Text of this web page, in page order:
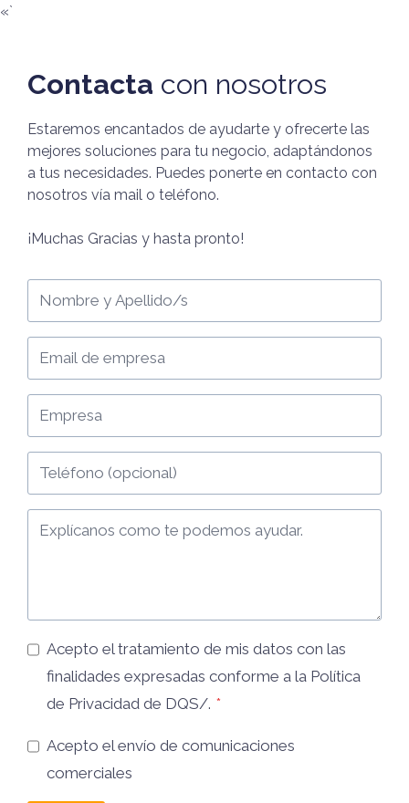
«`
Contacta con nosotros
Estaremos encantados de ayudarte y ofrecerte las
mejores soluciones para tu negocio, adaptándonos
a tus necesidades. Puedes ponerte en contacto con
nosotros vía mail o teléfono.
¡Muchas Gracias y hasta pronto!
Acepto el tratamiento de mis datos con las
finalidades expresadas conforme a la Política
de Privacidad de DQS/. *
Acepto el envío de comunicaciones
comerciales